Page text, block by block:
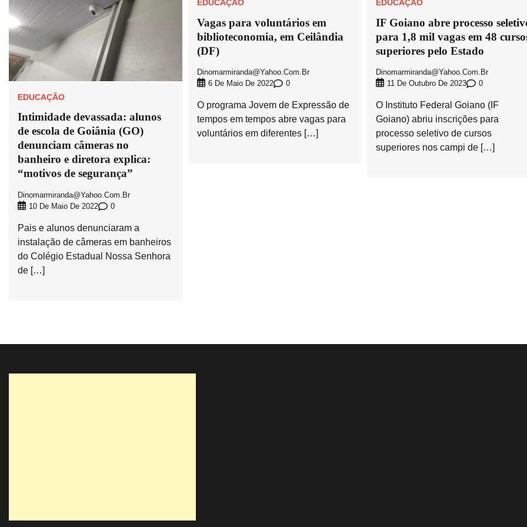
EDUCAÇÃO
Intimidade devassada: alunos
de escola de Goiânia (GO)
denunciam câmeras no
banheiro e diretora explica:
“motivos de segurança”
Dinomarmiranda@yahoo.com.br
10 De Maio De 2022
0
Pais e alunos denunciaram a
instalação de câmeras em banheiros
do Colégio Estadual Nossa Senhora
de […]
EDUCAÇÃO
Vagas para voluntários em
biblioteconomia, em Ceilândia
(DF)
Dinomarmiranda@yahoo.com.br
6 De Maio De 2022
0
O programa Jovem de Expressão de
tempos em tempos abre vagas para
voluntários em diferentes […]
EDUCAÇÃO
IF Goiano abre processo
para 1,8 mil vagas em 48
superiores pelo Estado
Dinomarmiranda@yahoo.com.br
11 De Outubro De 2023
0
O Instituto Federal Goiano (IF
Goiano) abriu inscrições para
processo seletivo de cursos
superiores nos campi de […]